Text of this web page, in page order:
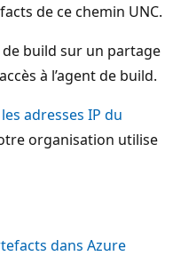
de ce chemin UNC.
build sur un partage
à l’agent de build.
adresses IP du
organisation utilise
dans Azure